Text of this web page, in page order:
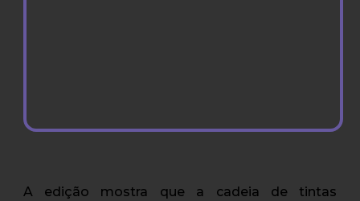
A edição mostra que a cadeia de tintas